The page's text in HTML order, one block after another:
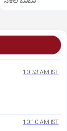
10:33 AM IST
10:10 AM IST